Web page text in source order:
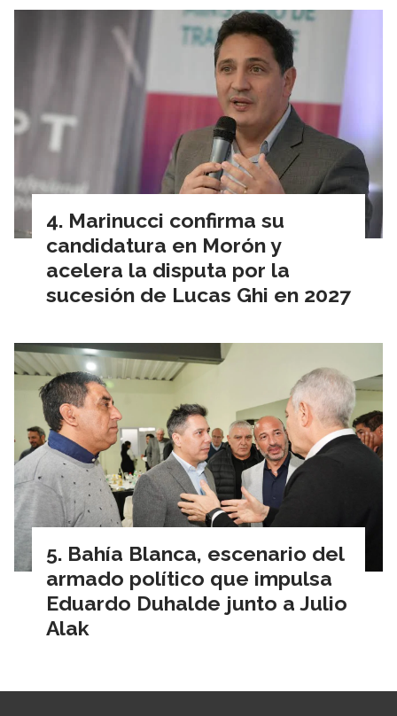
Marinucci confirma su
candidatura en Morón y
acelera la disputa por la
sucesión de Lucas Ghi en 2027
Bahía Blanca, escenario del
armado político que impulsa
Eduardo Duhalde junto a Julio
Alak